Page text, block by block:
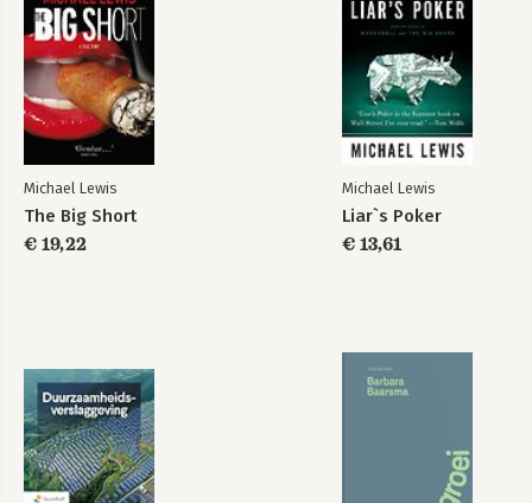
Going infinite Going Infinite
Michael Lewis
The Big Short
€ 19,22
Michael Lewis
Liar`s Poker
€ 13,61